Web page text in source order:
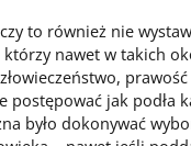
to również nie
którzy nawet w takich
postępować jak podła
było dokonywać